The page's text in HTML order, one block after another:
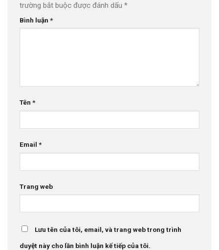
trường bắt buộc được đánh dấu *
Bình luận *
Tên *
Email *
Trang web
Lưu tên của tôi, email, và trang web trong trình
duyệt này cho lần bình luận kế tiếp của tôi.